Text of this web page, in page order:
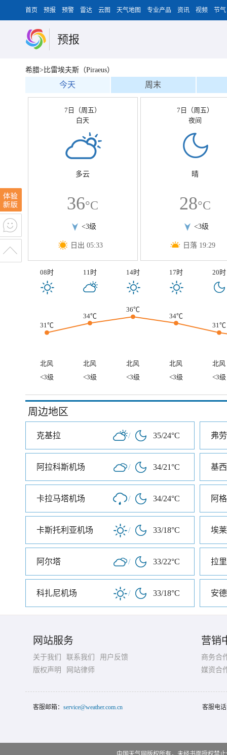
首页 预报 预警 雷达 云图 天气地图 专业产品 资讯 视频 节气
预报
希腊>比雷埃夫斯（Piraeus）
今天 周末
7日（周五）
白天
多云
36°C
<3级
日出 05:33
7日（周五）
夜间
晴
28°C
<3级
日落 19:29
08时 11时 14时 17时 20时
31℃
34℃
36℃
34℃
31℃
北风 北风 北风 北风
北风
<3级
<3级 <3级 <3级 <3级
周边地区
克基拉 / 35/24°C 弗
阿拉科斯机场 / 34/21°C 基
卡拉马塔机场 / 34/24°C 阿
卡斯托利亚机场 / 33/18°C 埃
阿尔塔 / 33/22°C 拉
科扎尼机场 / 33/18°C 安
网站服务
关于我们 联系我们
用户反馈
版权声明
网站律师
营销
商务合
媒资合
客服邮箱： service@weather.com.cn 客服电